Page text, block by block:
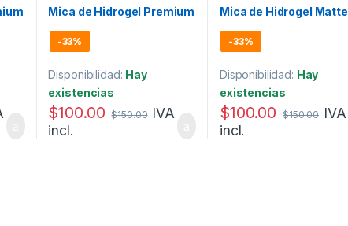
Mica de Hidrogel Premium
-33%
Disponibilidad: Hay
existencias
$100.00 $150.00 IVA
incl.
Mica de Hidrogel Matte
-33%
Disponibilidad: Hay
existencias
$100.00 $150.00 IVA
incl.